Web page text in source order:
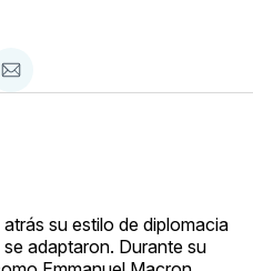
Compartir
via
su estilo de diplomacia
adaptaron. Durante su